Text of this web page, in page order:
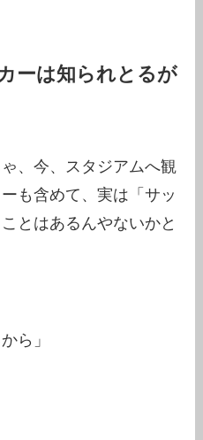
ーは知られとるが
、今、スタジアムへ観
も含めて、実は「サッ
とはあるんやないかと
ら」